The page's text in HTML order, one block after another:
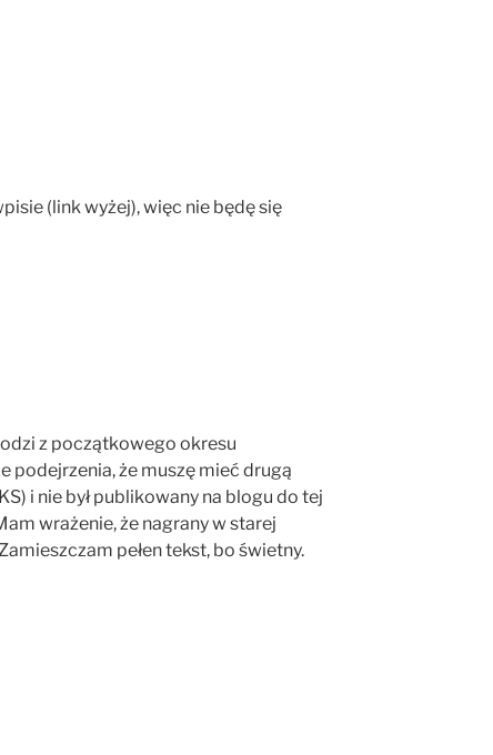
(link wyżej), więc nie będę się
z początkowego okresu
podejrzenia, że muszę mieć drugą
i nie był publikowany na blogu do tej
wrażenie, że nagrany w starej
pełen tekst, bo świetny.